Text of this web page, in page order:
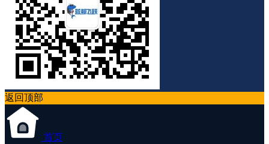
返回顶部
首页